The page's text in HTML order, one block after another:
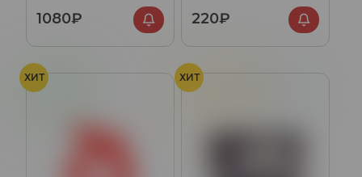
1080₽ 220₽
ХИТ
Яблоко
ХИТ
Лимон